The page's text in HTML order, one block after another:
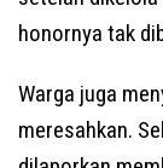
honornya tak
Warga juga
meresahkan.